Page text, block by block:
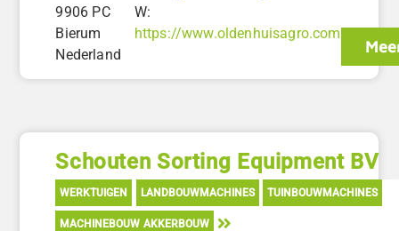
9906 PC
Bierum
Nederland
W:
https://www.oldenhuisagro.com
Schouten Sorting Equipment BV
WERKTUIGEN LANDBOUWMACHINES TUINBOUWMACHINES
MACHINEBOUW AKKERBOUW